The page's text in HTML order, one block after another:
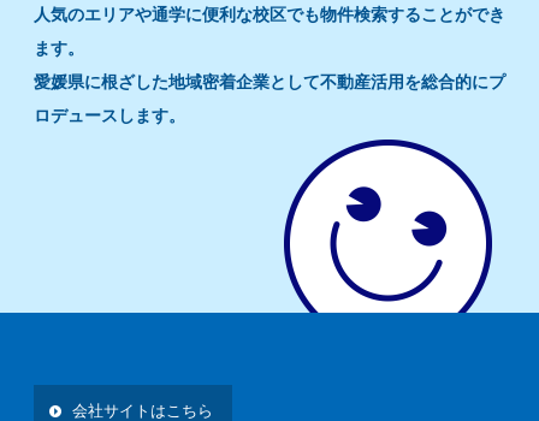
人気のエリアや通学に便利な校区でも物件検索することができ
ます。
愛媛県に根ざした地域密着企業として不動産活用を総合的にプ
ロデュースします。
会社サイトはこちら